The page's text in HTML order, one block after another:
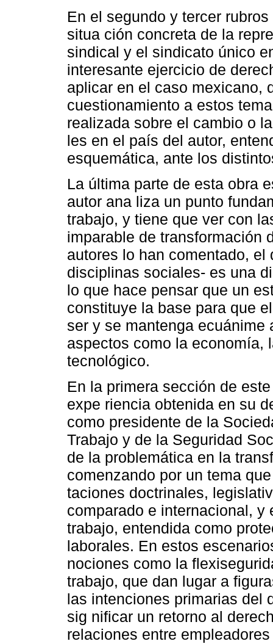
En el segundo y tercer
situa ción concreta de la
sindical y el sindicato único
interesante ejercicio de
aplicar en el caso mexicano,
cuestionamiento a estos
realizada sobre el cambio o
les en el país del autor,
esquemática, ante los
La última parte de esta obra
autor ana liza un punto
trabajo, y tiene que ver con
imparable de transformación
autores lo han comentado,
disciplinas sociales- es una
lo que hace pensar que un
constituye la base para que
ser y se mantenga
aspectos como la economía,
tecnológico.
En la primera sección de
expe riencia obtenida en su
como presidente de la
Trabajo y de la Seguridad
de la problemática en la
comenzando por un tema
taciones doctrinales,
comparado e internacional,
trabajo, entendida como
laborales. En estos
nociones como la
trabajo, que dan lugar a
las intenciones primarias del
sig nificar un retorno al
relaciones entre